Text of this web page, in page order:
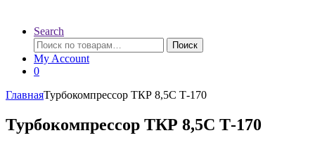
Search
Искать:
Поиск
My Account
0
ГлавнаяТурбокомпрессор ТКР 8,5С Т-170
Турбокомпрессор ТКР 8,5С Т-170